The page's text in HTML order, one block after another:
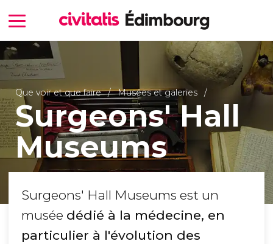
Que voir et que faire Musées et galeries
Surgeons' Hall
Museums
Surgeons' Hall Museums est un
musée dédié à la médecine, en
particulier à l'évolution des